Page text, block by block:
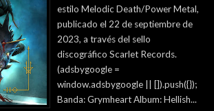
estilo Melodic Death/Power Metal,
publicado el 22 de septiembre de
2023, a través del sello
discográfico Scarlet Records.
(adsbygoogle =
window.adsbygoogle || []).push({});
Banda: Grymheart Album: Hellish...